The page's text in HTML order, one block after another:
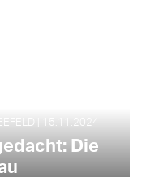
| 15.11.2024
Die